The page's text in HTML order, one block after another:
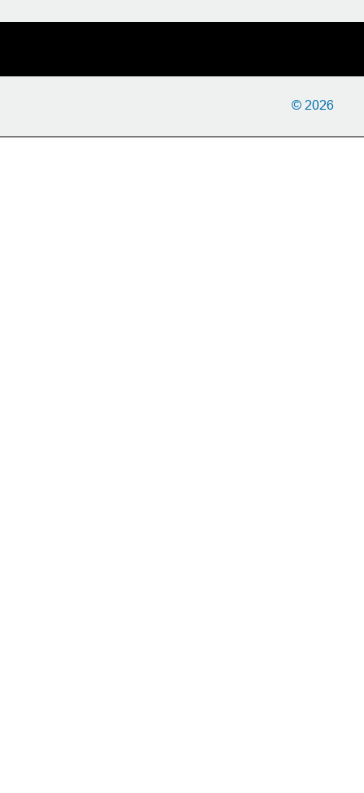
© 2026